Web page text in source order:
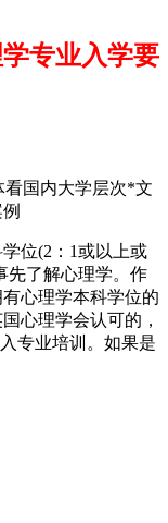
专业入学要
国内大学层次*文
位(2：1或以上或
先了解心理学。作
心理学本科学位的
心理学会认可的，
专业培训。如果是